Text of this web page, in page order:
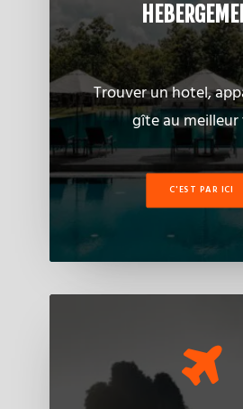
Trouver un hotel,
gîte au
C'EST PAR ICI